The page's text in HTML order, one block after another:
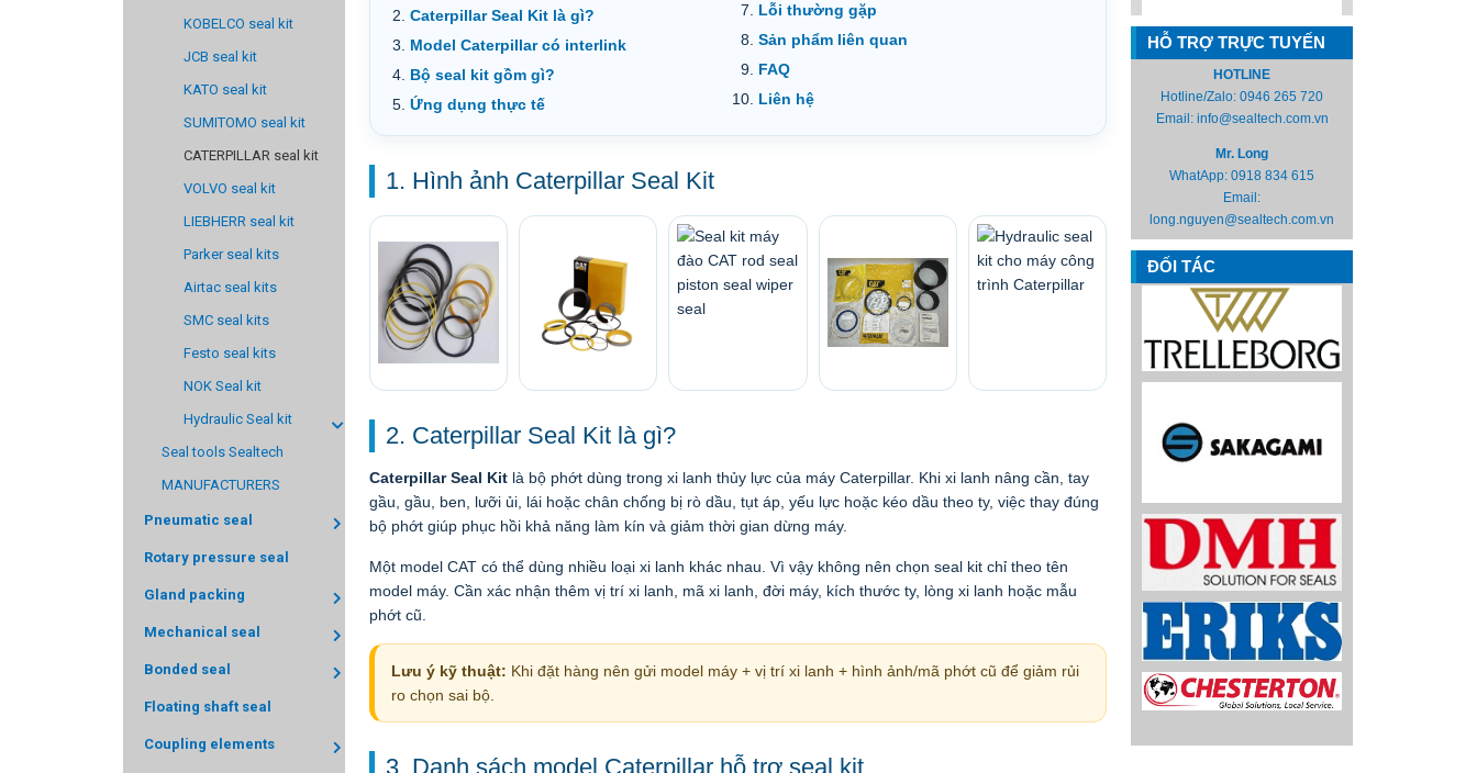
KOBELCO seal kit
JCB seal kit
KATO seal kit
SUMITOMO seal kit
CATERPILLAR seal kit
VOLVO seal kit
LIEBHERR seal kit
Parker seal kits
Airtac seal kits
SMC seal kits
Festo seal kits
NOK Seal kit
Hydraulic Seal kit
Seal tools Sealtech
MANUFACTURERS
Pneumatic seal
Rotary pressure seal
Gland packing
Mechanical seal
Bonded seal
Floating shaft seal
Coupling elements
Caterpillar Seal Kit là gì?
Model Caterpillar có interlink
Bộ seal kit gồm gì?
Ứng dụng thực tế
Lỗi thường gặp
Sản phẩm liên quan
FAQ
Liên hệ
1. Hình ảnh Caterpillar Seal Kit
2. Caterpillar Seal Kit là gì?
Caterpillar Seal Kit là bộ phớt dùng trong xi lanh thủy lực của máy Caterpillar. Khi xi lanh nâng cần, tay
gầu, gầu, ben, lưỡi ủi, lái hoặc chân chống bị rò dầu, tụt áp, yếu lực hoặc kéo dầu theo ty, việc thay đúng
bộ phớt giúp phục hồi khả năng làm kín và giảm thời gian dừng máy.
Một model CAT có thể dùng nhiều loại xi lanh khác nhau. Vì vậy không nên chọn seal kit chỉ theo tên
model máy. Cần xác nhận thêm vị trí xi lanh, mã xi lanh, đời máy, kích thước ty, lòng xi lanh hoặc mẫu
phớt cũ.
Lưu ý kỹ thuật: Khi đặt hàng nên gửi model máy + vị trí xi lanh + hình ảnh/mã phớt cũ để giảm rủi
ro chọn sai bộ.
3. Danh sách model Caterpillar hỗ trợ seal kit
HỖ TRỢ TRỰC TUYẾN
HOTLINE
Hotline/Zalo: 0946 265 720
Email: info@sealtech.com.vn
Mr. Long
WhatApp: 0918 834 615
Email:
long.nguyen@sealtech.com.vn
ĐỐI TÁC